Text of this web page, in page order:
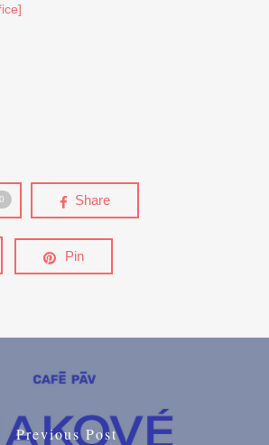
0 Share
Pin
Previous Post